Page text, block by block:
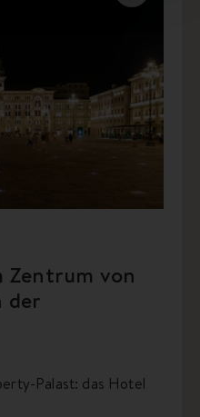
Zentrum von
der
Palast: das Hotel